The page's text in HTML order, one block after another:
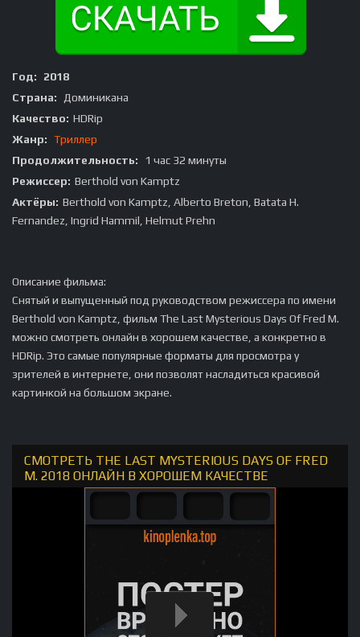
Год:
2018
Страна:
Доминикана
Качество: HDRip
Жанр: Триллер
Продолжительность:
1 час 32 минуты
Режиссер: Berthold von Kamptz
Актёры: Berthold von Kamptz, Alberto Breton, Batata H.
Fernandez, Ingrid Hammil, Helmut Prehn
Описание фильма:
Снятый и выпущенный под руководством режиссера по имени
Berthold von Kamptz, фильм The Last Mysterious Days Of Fred M.
можно смотреть онлайн в хорошем качестве, а конкретно в
HDRip. Это самые популярные форматы для просмотра у
зрителей в интернете, они позволят насладиться красивой
картинкой на большом экране.
СМОТРЕТЬ THE LAST MYSTERIOUS DAYS OF FRED
M. 2018 ОНЛАЙН В ХОРОШЕМ КАЧЕСТВЕ